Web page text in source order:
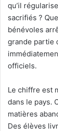
qu’il
sacrifiés ?
bénévoles
grande partie
officiels.
Le chiffre est
dans le pays.
matières
Des élèves